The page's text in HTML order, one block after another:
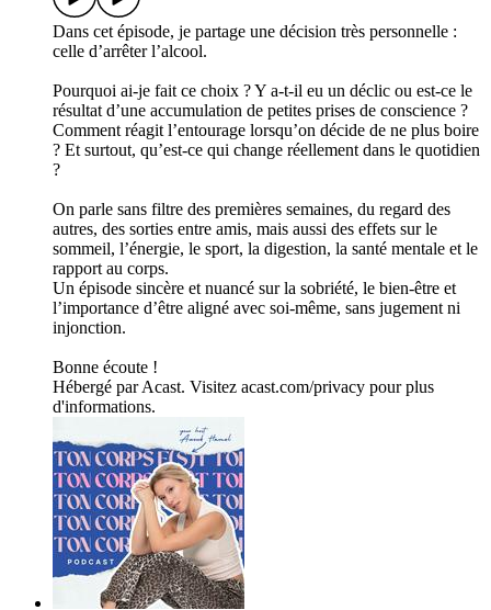
Dans cet épisode, je partage une décision très personnelle :
celle d’arrêter l’alcool.
Pourquoi ai-je fait ce choix ? Y a-t-il eu un déclic ou est-ce le
résultat d’une accumulation de petites prises de conscience ?
Comment réagit l’entourage lorsqu’on décide de ne plus boire
? Et surtout, qu’est-ce qui change réellement dans le quotidien
?
On parle sans filtre des premières semaines, du regard des
autres, des sorties entre amis, mais aussi des effets sur le
sommeil, l’énergie, le sport, la digestion, la santé mentale et le
rapport au corps.
Un épisode sincère et nuancé sur la sobriété, le bien-être et
l’importance d’être aligné avec soi-même, sans jugement ni
injonction.
Bonne écoute !
Hébergé par Acast. Visitez acast.com/privacy pour plus
d'informations.